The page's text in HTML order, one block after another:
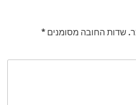
שדות החובה מסומנים *